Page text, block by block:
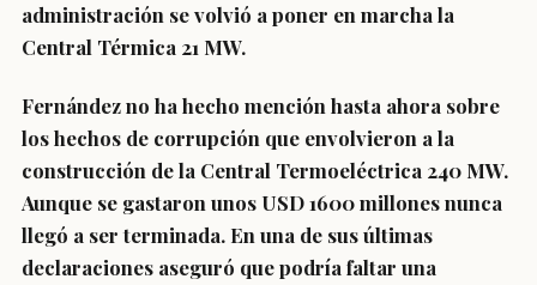
administración se volvió a poner en marcha la
Central Térmica 21 MW.
Fernández no ha hecho mención hasta ahora sobre
los hechos de corrupción que envolvieron a la
construcción de la Central Termoeléctrica 240 MW.
Aunque se gastaron unos USD 1600 millones nunca
llegó a ser terminada. En una de sus últimas
declaraciones aseguró que podría faltar una